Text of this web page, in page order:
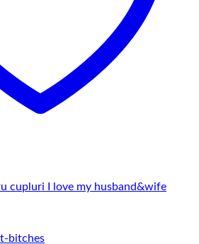
cupluri I love my husband&wife